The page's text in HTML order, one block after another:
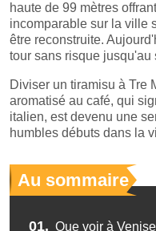
haute de 99 mètres
incomparable sur la ville
être reconstruite.
tour sans risque jusqu'au
Diviser un tiramisu à Tre
aromatisé au café, qui
italien, est devenu une
humbles débuts dans la
Au sommaire
01. Que voir à